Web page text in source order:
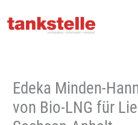
Inhalt
Edeka Minden-
von Bio-LNG für